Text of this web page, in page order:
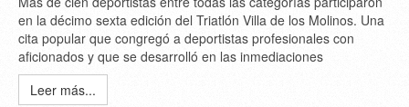
en la décimo sexta edición del Triatlón Villa de los Molinos. Una
cita popular que congregó a deportistas profesionales con
aficionados y que se desarrolló en las inmediaciones
Leer más...